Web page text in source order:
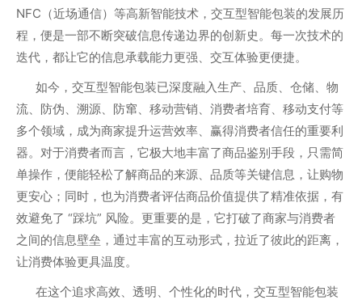
NFC（近场通信）等高新智能技术，交互型智能包装的发展历
程，便是一部不断突破信息传递边界的创新史。每一次技术的
迭代，都让它的信息承载能力更强、交互体验更便捷。
如今，交互型智能包装已深度融入生产、品质、仓储、物
流、防伪、溯源、防窜、移动营销、消费者培育、移动支付等
多个领域，成为商家提升运营效率、赢得消费者信任的重要利
器。对于消费者而言，它极大地丰富了商品鉴别手段，只需简
单操作，便能轻松了解商品的来源、品质等关键信息，让购物
更安心；同时，也为消费者评估商品价值提供了精准依据，有
效避免了 “踩坑” 风险。更重要的是，它打破了商家与消费者
之间的信息壁垒，通过丰富的互动形式，拉近了彼此的距离，
让消费体验更具温度。
在这个追求高效、透明、个性化的时代，交互型智能包装